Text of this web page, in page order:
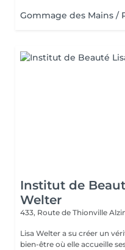
Gommage des Mains /
Institut de
Welter
433, Route de Thionville
Lisa Welter a su créer un
bien-être où elle accueille